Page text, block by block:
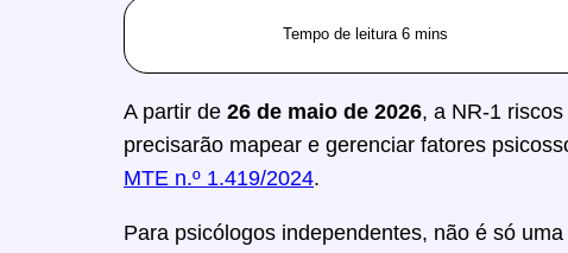
A partir de 26 de maio de 2026, a NR-1
precisarão mapear e gerenciar fatores
MTE n.º 1.419/2024.
Para psicólogos independentes, não é só